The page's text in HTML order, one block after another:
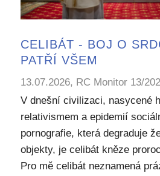
CELIBÁT - BOJ O
PATŘÍ VŠEM
13.07.2026, RC Monitor 13/
V dnešní civilizaci, nasycené
relativismem a epidemií
pornografie, která degraduje
objekty, je celibát kněze
Pro mě celibát neznamená